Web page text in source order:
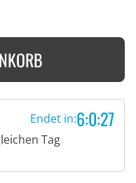
Tag
Endet in:6:0:26